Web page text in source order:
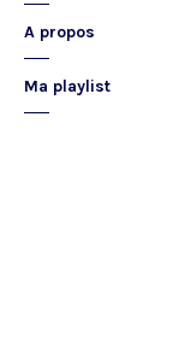
A propos
Ma playlist